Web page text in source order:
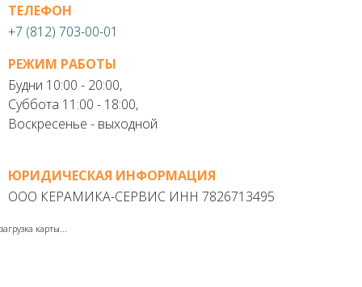
ТЕЛЕФОН
+7 (812) 703-00-01
РЕЖИМ РАБОТЫ
Будни 10:00 - 20:00,
Суббота 11:00 - 18:00,
Воскресенье - выходной
ЮРИДИЧЕСКАЯ ИНФОРМАЦИЯ
ООО КЕРАМИКА-СЕРВИС ИНН 7826713495
загрузка карты...